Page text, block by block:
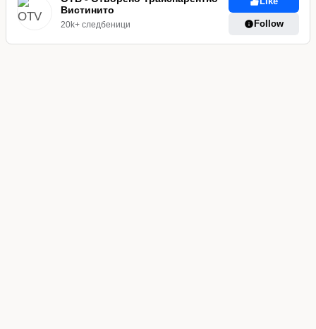
НАУЧНИЦИТЕ
Вистинито
20k+ следбеници Follow